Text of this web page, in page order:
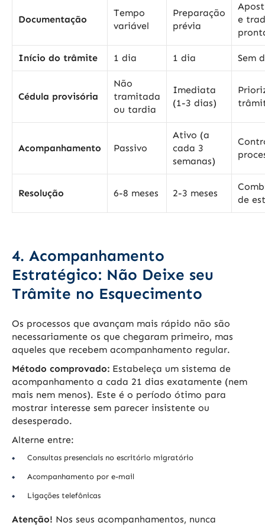
Documentação
Tempo
variável
Preparação
prévia
e
Início do trâmite 1 dia 1 dia Sem
Cédula provisória
Não
tramitada
ou tardia
Imediata
(1-3 dias)
Acompanhamento Passivo
Ativo (a
cada 3
semanas)
Resolução 6-8 meses 2-3 meses
de
4. Acompanhamento
Estratégico: Não Deixe seu
Trâmite no Esquecimento
Os processos que avançam mais rápido não são
necessariamente os que chegaram primeiro, mas
aqueles que recebem acompanhamento regular.
Método comprovado: Estabeleça um sistema de
acompanhamento a cada 21 dias exatamente (nem
mais nem menos). Este é o período ótimo para
mostrar interesse sem parecer insistente ou
desesperado.
Alterne entre:
Consultas presenciais no escritório migratório
Acompanhamento por e-mail
Ligações telefônicas
Atenção! Nos seus acompanhamentos, nunca